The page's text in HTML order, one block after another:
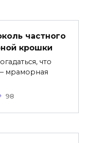
частного
крошки
что
мраморная
98